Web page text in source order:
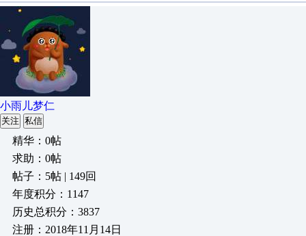
小雨儿梦仁
关注 私信
精华：0帖
求助：0帖
帖子：5帖 | 149回
年度积分：1147
历史总积分：3837
注册：2018年11月14日